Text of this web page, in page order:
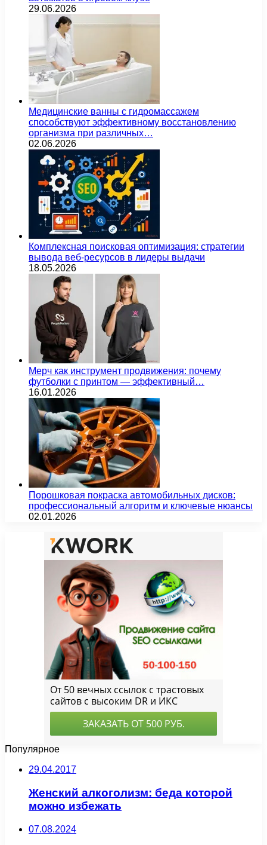
29.06.2026
Медицинские ванны с гидромассажем
способствуют эффективному восстановлению
организма при различных…
02.06.2026
Комплексная поисковая оптимизация: стратегии
вывода веб-ресурсов в лидеры выдачи
18.05.2026
Мерч как инструмент продвижения: почему
футболки с принтом — эффективный…
16.01.2026
Порошковая покраска автомобильных дисков:
профессиональный алгоритм и ключевые нюансы
02.01.2026
Популярное
29.04.2017
Женский алкоголизм: беда которой
можно избежать
07.08.2024